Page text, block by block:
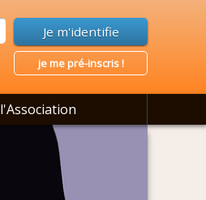
je me pré-inscris !
l'Association